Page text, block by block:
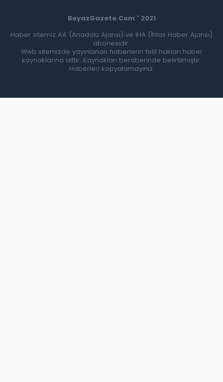
BeyazGazete.Com ' 2021
Haber sitemiz AA (Anadolu Ajansı) ve İHA (İhlas Haber Ajansı)
abonesidir.
Web sitemizde yayınlanan haberlerin telif hakları haber
kaynaklarına aittir. Kaynakları beraberinde belirtilmiştir.
Haberleri kopyalamayınız.